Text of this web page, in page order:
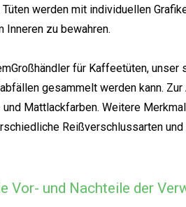
werden mit individuellen
zu bewahren.
Großhändler für Kaffeetüten, unser
gesammelt werden kann.
Mattlackfarben. Weitere
Reißverschlussarten
Vor- und Nachteile der